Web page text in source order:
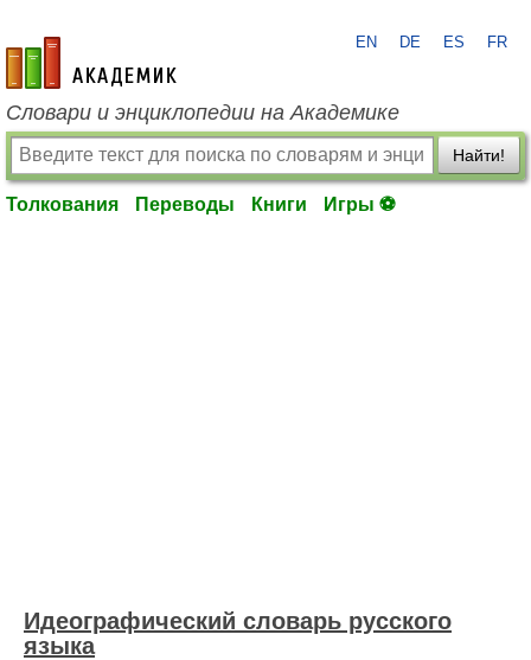
academic.ru
EN DE ES FR
Словари и энциклопедии на Академике
Найти!
Толкования Переводы Книги Игры ⚽
Идеографический словарь русского
языка